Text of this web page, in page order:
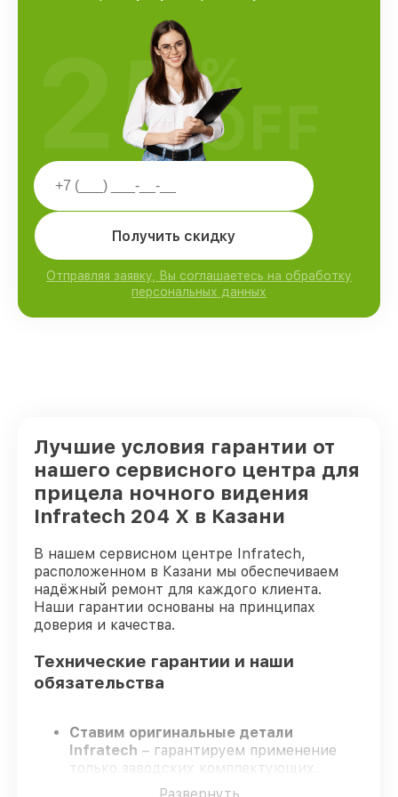
Получить скидку
Отправляя заявку, Вы соглашаетесь на обработку
персональных данных
25%
OFF
Лучшие условия гарантии от
нашего сервисного центра для
прицела ночного видения
Infratech 204 Х в Казани
В нашем сервисном центре Infratech,
расположенном в Казани мы обеспечиваем
надёжный ремонт для каждого клиента.
Наши гарантии основаны на принципах
доверия и качества.
Технические гарантии и наши
обязательства
Ставим оригинальные детали
Infratech – гарантируем применение
только заводских комплектующих.
Квалифицированные инженеры